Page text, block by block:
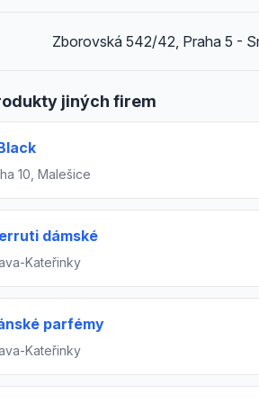
Zborovská 542/42, Praha 5 -
jiných firem
10, Malešice
dámské
Kateřinky
parfémy
Kateřinky